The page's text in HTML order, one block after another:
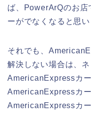
ば、PowerArQのお
ーがでなくなると思い
それでも、
解決しない場合は、
AmericanExpressカ
AmericanExpressカ
AmericanExpressカ